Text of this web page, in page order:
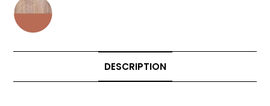
DESCRIPTION